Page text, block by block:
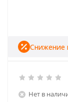
Нет в
Снижение